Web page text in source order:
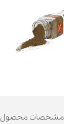
مشخصات محصول